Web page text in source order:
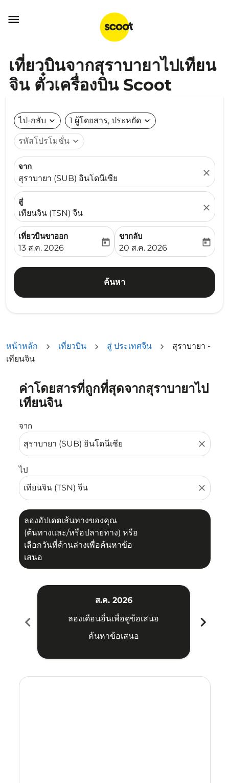

เที่ยวบินจากสุราบายาไปเทียน
จิน ตั๋วเครื่องบิน Scoot
ไป-กลับ expand_more 1 ผู้โดยสาร, ประหยัด expand_more
รหัสโปรโมชั่น expand_more
จาก
สุราบายา (SUB) อินโดนีเซีย
close
สู่
เทียนจิน (TSN) จีน
close
เที่ยวบินขาออก
fc-booking-departure-date-aria-label
13 ส.ค. 2026
today
ขากลับ
fc-booking-return-date-
20 ส.ค. 2026
today
ค้นหา
หน้าหลัก เที่ยวบิน สู่ ประเทศจีน
สุราบายา -
เทียนจิน
ค่าโดยสารที่ถูกที่สุดจากสุราบายาไป
เทียนจิน
จาก
close
ไป
close
ลองอัปเดตเส้นทางของคุณ
(ต้นทางและ/หรือปลายทาง) หรือ
เลือกวันที่ด้านล่างเพื่อค้นหาข้อ
เสนอ
ลองอัปเดตเส้นทางของคุณ (ต้นทางและ/หรือปลายทาง) หรื
chevron_left
ส.ค. 2026
ลองเดือนอื่นเพื่อดูข้อเสนอ
ค้นหาข้อเสนอ
chevron_right